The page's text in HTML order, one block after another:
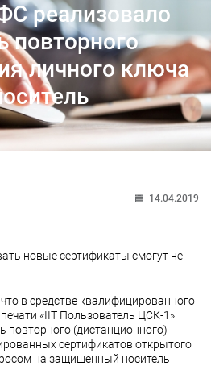
реализовало
повторного
личного ключа
14.04.2019
новые сертификаты смогут не
в средстве квалифицированного
«ІІТ Пользователь ЦСК-1»
повторного (дистанционного)
сертификатов открытого
на защищенный носитель